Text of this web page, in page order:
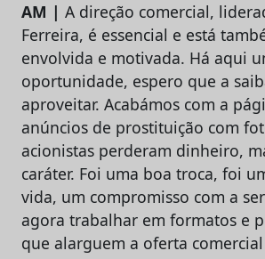
AM | A direção comercial,
Ferreira, é essencial e está
envolvida e motivada. Há aqui
oportunidade, espero que a
aproveitar. Acabámos com a
anúncios de prostituição com
acionistas perderam dinheiro,
caráter. Foi uma boa troca, foi
vida, um compromisso com a
agora trabalhar em formatos e
que alarguem a oferta